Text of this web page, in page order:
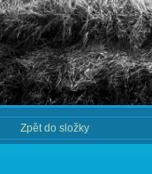
Zpět do složky